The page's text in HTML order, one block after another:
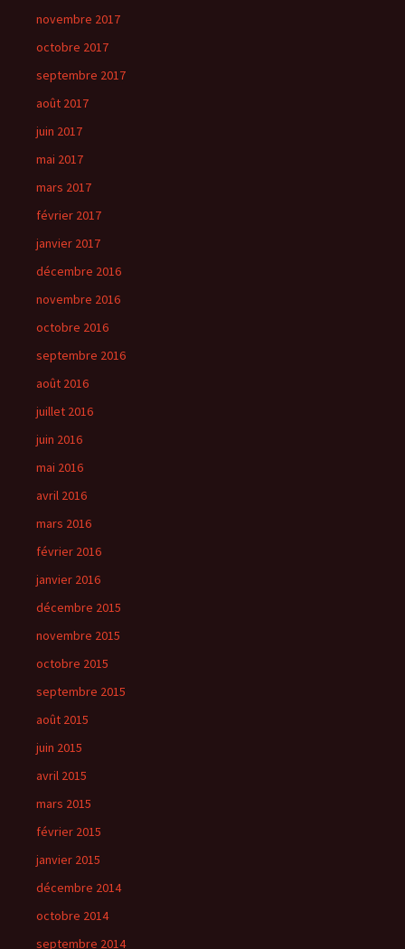
novembre 2017
octobre 2017
septembre 2017
août 2017
juin 2017
mai 2017
mars 2017
février 2017
janvier 2017
décembre 2016
novembre 2016
octobre 2016
septembre 2016
août 2016
juillet 2016
juin 2016
mai 2016
avril 2016
mars 2016
février 2016
janvier 2016
décembre 2015
novembre 2015
octobre 2015
septembre 2015
août 2015
juin 2015
avril 2015
mars 2015
février 2015
janvier 2015
décembre 2014
octobre 2014
septembre 2014